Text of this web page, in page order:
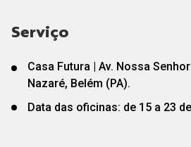
Serviço
Casa Futura | Av. Nossa
Nazaré, Belém (PA).
Data das oficinas: de 15 a 23